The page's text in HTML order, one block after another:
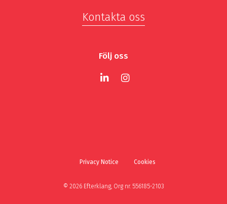
Kontakta oss
Följ oss
Privacy Notice Cookies
© 2026 Efterklang, Org nr. 556185-2103